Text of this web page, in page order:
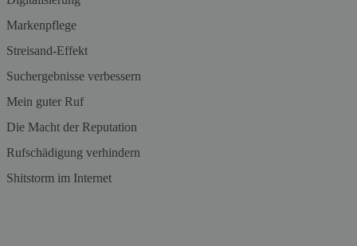
Markenpflege
Streisand-Effekt
Suchergebnisse verbessern
Mein guter Ruf
Die Macht der Reputation
Rufschädigung verhindern
Shitstorm im Internet